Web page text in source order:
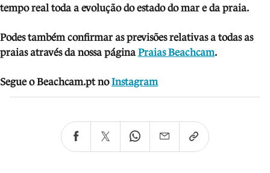
tempo real toda a evolução do estado do mar e da praia.
Podes também confirmar as previsões relativas a todas as
praias através da nossa páginaPraias Beachcam.
Segue o Beachcam.pt no Instagram